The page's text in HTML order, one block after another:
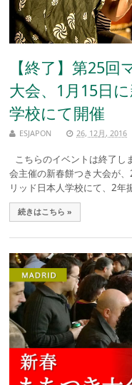
【終了】第25
大会、1月15日
学校にて開催
ESJAPON 26, 12月, 2016
こちらのイベントは終了
会主催の新春餅つき大会が
リッド日本人学校にて、2
続きはこちら »